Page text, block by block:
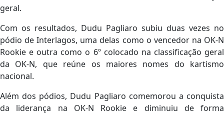
geral.
Com os resultados, Dudu Pagliaro subiu duas vezes no
pódio de Interlagos, uma delas como o vencedor na OK-N
Rookie e outra como o 6º colocado na classificação geral
da OK-N, que reúne os maiores nomes do kartismo
nacional.
Além dos pódios, Dudu Pagliaro comemorou a conquista
da liderança na OK-N Rookie e diminuiu de forma